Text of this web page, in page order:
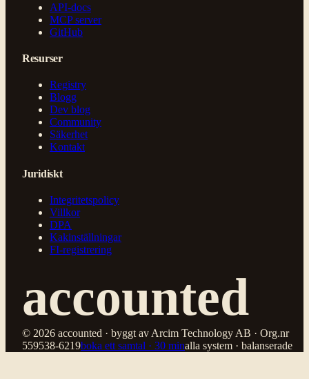
API-docs
MCP server
GitHub
Resurser
Registry
Blogg
Dev blog
Community
Säkerhet
Kontakt
Juridiskt
Integritetspolicy
Villkor
DPA
Kakinställningar
FI-registrering
accounted
© 2026 accounted · byggt av Arcim Technology AB · Org.nr
559538-6219boka ett samtal · 30 minalla system · balanserade